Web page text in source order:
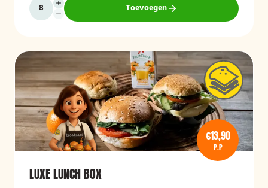
Toevoegen
€13,90
P.P
LUXE LUNCH BOX